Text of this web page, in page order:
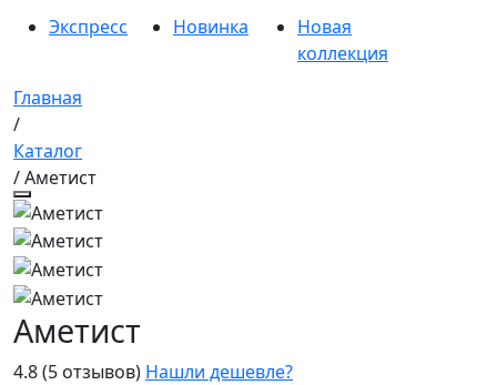
Экспресс
Новинка
Новая
коллекция
Главная
/
Каталог
/ Аметист
4.8(5 отзывов) Нашли дешевле?
Аметист